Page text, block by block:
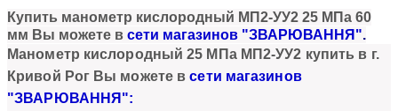
Купить манометр кислородный МП2-УУ2 25 МПа 60
мм Вы можете в сети магазинов "ЗВАРЮВАННЯ".
Манометр кислородный 25 МПа МП2-УУ2 купить в г.
Кривой Рог Вы можете в сети магазинов
"ЗВАРЮВАННЯ":